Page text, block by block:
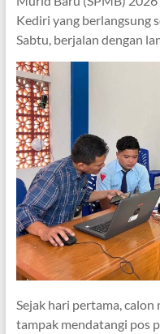
Kediri yang berlangsung
Sabtu, berjalan dengan
Sejak hari pertama,
tampak mendatangi pos